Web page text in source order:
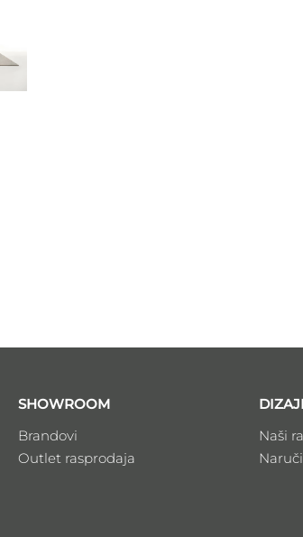
SHOWROOM
Brandovi
Outlet rasprodaja
Naši